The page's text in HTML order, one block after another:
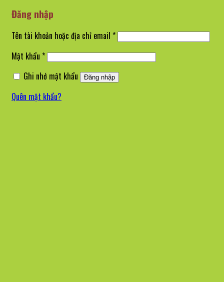
Đăng nhập
Tên tài khoản hoặc địa chỉ email *Bắt
Mật khẩu *Bắt
Ghi nhớ mật khẩu Đăng nhập
Quên mật khẩu?